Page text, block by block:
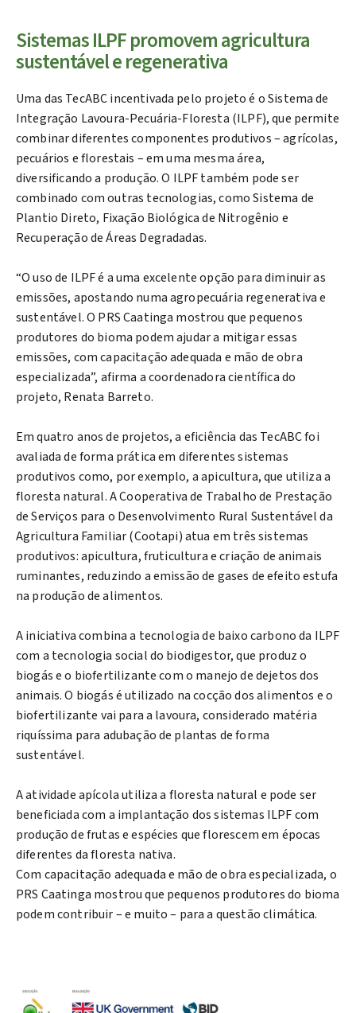
Sistemas ILPF promovem agricultura
sustentável e regenerativa
Uma das TecABC incentivada pelo projeto é o Sistema de
Integração Lavoura-Pecuária-Floresta (ILPF), que permite
combinar diferentes componentes produtivos – agrícolas,
pecuários e florestais – em uma mesma área,
diversificando a produção. O ILPF também pode ser
combinado com outras tecnologias, como Sistema de
Plantio Direto, Fixação Biológica de Nitrogênio e
Recuperação de Áreas Degradadas.
“O uso de ILPF é a uma excelente opção para diminuir as
emissões, apostando numa agropecuária regenerativa e
sustentável. O PRS Caatinga mostrou que pequenos
produtores do bioma podem ajudar a mitigar essas
emissões, com capacitação adequada e mão de obra
especializada”, afirma a coordenadora científica do
projeto, Renata Barreto.
Em quatro anos de projetos, a eficiência das TecABC foi
avaliada de forma prática em diferentes sistemas
produtivos como, por exemplo, a apicultura, que utiliza a
floresta natural. A Cooperativa de Trabalho de Prestação
de Serviços para o Desenvolvimento Rural Sustentável da
Agricultura Familiar (Cootapi) atua em três sistemas
produtivos: apicultura, fruticultura e criação de animais
ruminantes, reduzindo a emissão de gases de efeito estufa
na produção de alimentos.
A iniciativa combina a tecnologia de baixo carbono da ILPF
com a tecnologia social do biodigestor, que produz o
biogás e o biofertilizante com o manejo de dejetos dos
animais. O biogás é utilizado na cocção dos alimentos e o
biofertilizante vai para a lavoura, considerado matéria
riquíssima para adubação de plantas de forma
sustentável.
A atividade apícola utiliza a floresta natural e pode ser
beneficiada com a implantação dos sistemas ILPF com
produção de frutas e espécies que florescem em épocas
diferentes da floresta nativa.
Com capacitação adequada e mão de obra especializada, o
PRS Caatinga mostrou que pequenos produtores do bioma
podem contribuir – e muito – para a questão climática.